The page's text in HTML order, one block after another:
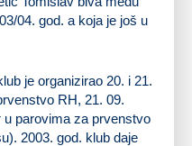
04. god. a koja je još u
je organizirao 20. i 21.
RH, 21. 09.
u parovima za prvenstvo
2003. god. klub daje